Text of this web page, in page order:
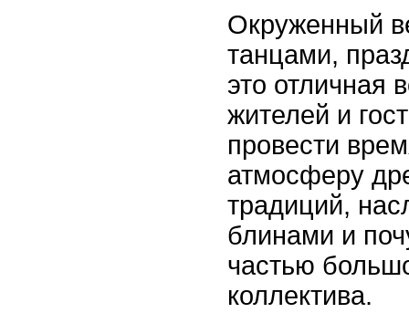
Окруженный
танцами,
это отличная
жителей и
провести
атмосферу
традиций,
блинами и
частью
коллектива.